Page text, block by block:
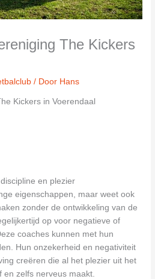
The Kickers
/ Door Hans
Kickers in Voerendaal
en plezier
eigenschappen, maar weet ook
zonder de ontwikkeling van de
op voor negatieve of
coaches kunnen met hun
Hun onzekerheid en negativiteit
creëren die al het plezier uit het
en zelfs nerveus maakt.